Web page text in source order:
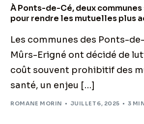
À Ponts-de-Cé, deux communes
pour rendre les mutuelles plus
Les communes des Ponts-
Mûrs-Erigné ont décidé de
coût souvent prohibitif des
santé, un enjeu […]
ROMANE MORIN JUILLET 6, 2025 3